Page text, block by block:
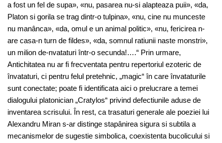
a fost un fel de supa», «nu, pasarea nu-si alapteaza puii», «da,
Platon si gorila se trag dintr-o tulpina», «nu, cine nu munceste
nu manânca», «da, omul e un animal politic», «nu, fericirea n-
are casa-n turn de fildes», «da, somnul ratiunii naste monstri»,
un milion de-nvataturi într-o secunda!….“ Prin urmare,
Antichitatea nu ar fi frecventata pentru repertoriul ezoteric de
învataturi, ci pentru felul pretehnic, „magic“ în care învataturile
sunt conectate; poate fi identificata aici o prelucrare a temei
dialogului platonician „Cratylos“ privind defectiunile aduse de
inventarea scrisului. În rest, ca trasaturi generale ale poeziei lui
Alexandru Miran s-ar distinge stapânirea sigura si subtila a
mecanismelor de sugestie simbolica, coexistenta bucolicului si